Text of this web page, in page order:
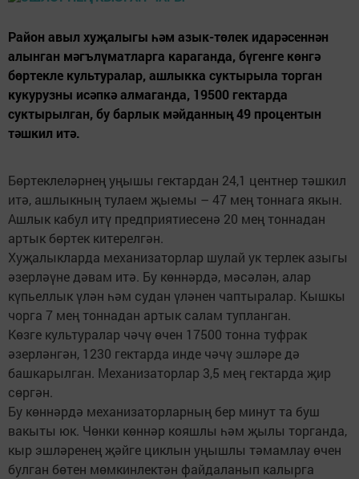
Район авыл хуҗалыгы һәм азык-төлек идарәсеннән
алынган мәгълүматларга караганда, бүгенге көнгә
бөртекле культуралар, ашлыкка суктырыла торган
кукурузны исәпкә алмаганда, 19500 гектарда
суктырылган, бу барлык мәйданның 49 процентын
тәшкил итә.
Бөртеклеләрнең уңышы гектардан 24,1 центнер тәшкил
итә, ашлыкның тулаем җыемы – 47 мең тоннага якын.
Ашлык кабул итү предприятиесенә 20 мең тоннадан
артык бөртек китерелгән.
Хуҗалыкларда механизаторлар шулай ук терлек азыгы
әзерләүне дәвам итә. Бу көннәрдә, мәсәлән, алар
күпьеллык үлән һәм судан үләнен чаптыралар. Кышкы
чорга 7 мең тоннадан артык салам тупланган.
Көзге культуралар чәчү өчен 17500 тонна туфрак
әзерләнгән, 1230 гектарда инде чәчү эшләре дә
башкарылган. Механизаторлар 3,5 мең гектарда җир
сөргән.
Бу көннәрдә механизаторларның бер минут та буш
вакыты юк. Чөнки көннәр кояшлы һәм җылы торганда,
кыр эшләренең җәйге циклын уңышлы тәмамлау өчен
булган бөтен мөмкинлектән файдаланып калырга